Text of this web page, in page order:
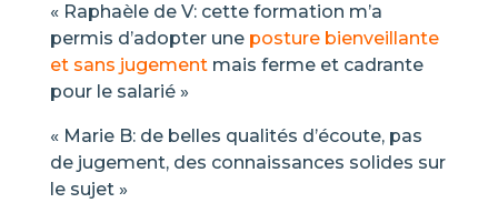
« Raphaèle de V: cette formation m’a
permis d’adopter une posture bienveillante
et sans jugementmais ferme et cadrante
pour le salarié »
« Marie B: de belles qualités d’écoute, pas
de jugement, des connaissances solides sur
le sujet »